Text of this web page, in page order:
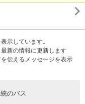

示しています。
新の情報に更新します
伝えるメッセージを表示
のバス